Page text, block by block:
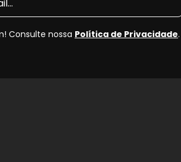
combina
pelo mercado
Consulte nossa Política de Privacidade.